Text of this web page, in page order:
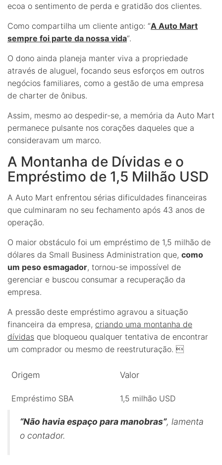
ecoa o sentimento de perda e gratidão dos clientes.
Como compartilha um cliente antigo: “A Auto Mart
sempre foi parte da nossa vida“.
O dono ainda planeja manter viva a propriedade
através de aluguel, focando seus esforços em outros
negócios familiares, como a gestão de uma empresa
de charter de ônibus.
Assim, mesmo ao despedir-se, a memória da Auto Mart
permanece pulsante nos corações daqueles que a
consideravam um marco.
A Montanha de Dívidas e o
Empréstimo de 1,5 Milhão USD
A Auto Mart enfrentou sérias dificuldades financeiras
que culminaram no seu fechamento após 43 anos de
operação.
O maior obstáculo foi um empréstimo de 1,5 milhão de
dólares da Small Business Administration que, como
um peso esmagador, tornou-se impossível de
gerenciar e buscou consumar a recuperação da
empresa.
A pressão deste empréstimo agravou a situação
financeira da empresa, criando uma montanha de
dívidas que bloqueou qualquer tentativa de encontrar
um comprador ou mesmo de reestruturação. 
Origem Valor
Empréstimo SBA 1,5 milhão USD
“Não havia espaço para manobras”, lamenta
o contador.